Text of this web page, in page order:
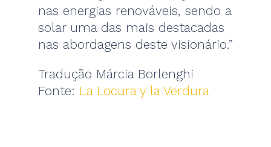
nas energias renováveis, sendo a
solar uma das mais destacadas
nas abordagens deste visionário.”
Tradução Márcia Borlenghi
Fonte: La Locura y la Verdura